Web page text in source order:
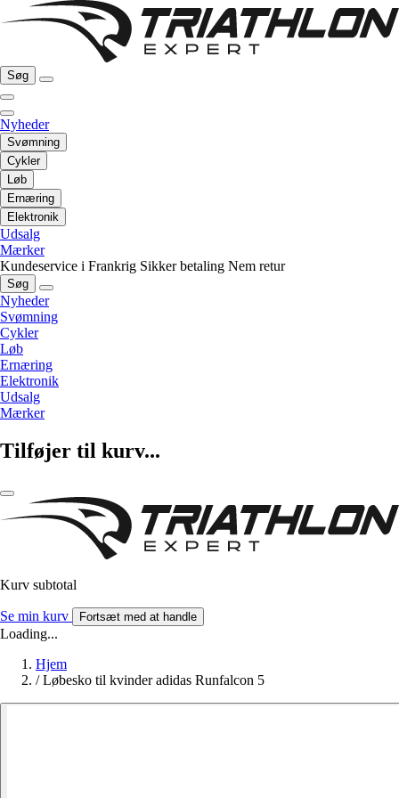
Søg
Nyheder
Svømning
Cykler
Løb
Ernæring
Elektronik
Udsalg
Mærker
Kundeservice i Frankrig Sikker betaling Nem retur
Søg
Nyheder
Svømning
Cykler
Løb
Ernæring
Elektronik
Udsalg
Mærker
Tilføjer til kurv...
Kurv subtotal
Se min kurv Fortsæt med at handle
Loading...
Hjem
/ Løbesko til kvinder adidas Runfalcon 5